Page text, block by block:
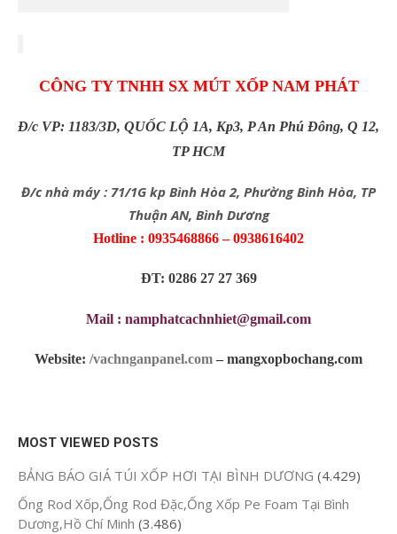
CÔNG TY TNHH SX MÚT XỐP NAM PHÁT
Đ/c VP: 1183/3D, QUỐC LỘ 1A, Kp3, P An Phú Đông, Q 12,
TP HCM
Đ/c nhà máy : 71/1G kp Bình Hòa 2, Phường Bình Hòa, TP
Thuận AN, Bình Dương
Hotline : 0935468866 – 0938616402
ĐT: 0286 27 27 369
Mail : namphatcachnhiet@gmail.com
Website: /vachnganpanel.com – mangxopbochang.com
MOST VIEWED POSTS
BẢNG BÁO GIÁ TÚI XỐP HƠI TẠI BÌNH DƯƠNG (4.429)
Ống Rod Xốp,Ống Rod Đặc,Ống Xốp Pe Foam Tại Bình
Dương,Hồ Chí Minh (3.486)